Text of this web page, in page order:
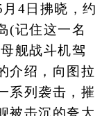
4日拂晓，约
(记住这一名
舰战斗机驾
介绍，向图拉
系列袭击，摧
被击沉的夸大